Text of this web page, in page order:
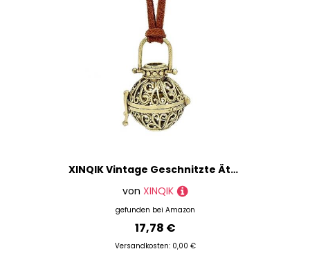
XINQIK Vintage Geschnitzte Ätherische Öle, Aromatherapie-Kugel, Lange Pulloverkette
von XINQIK
gefunden bei Amazon
17,78 €
Versandkosten: 0,00 €